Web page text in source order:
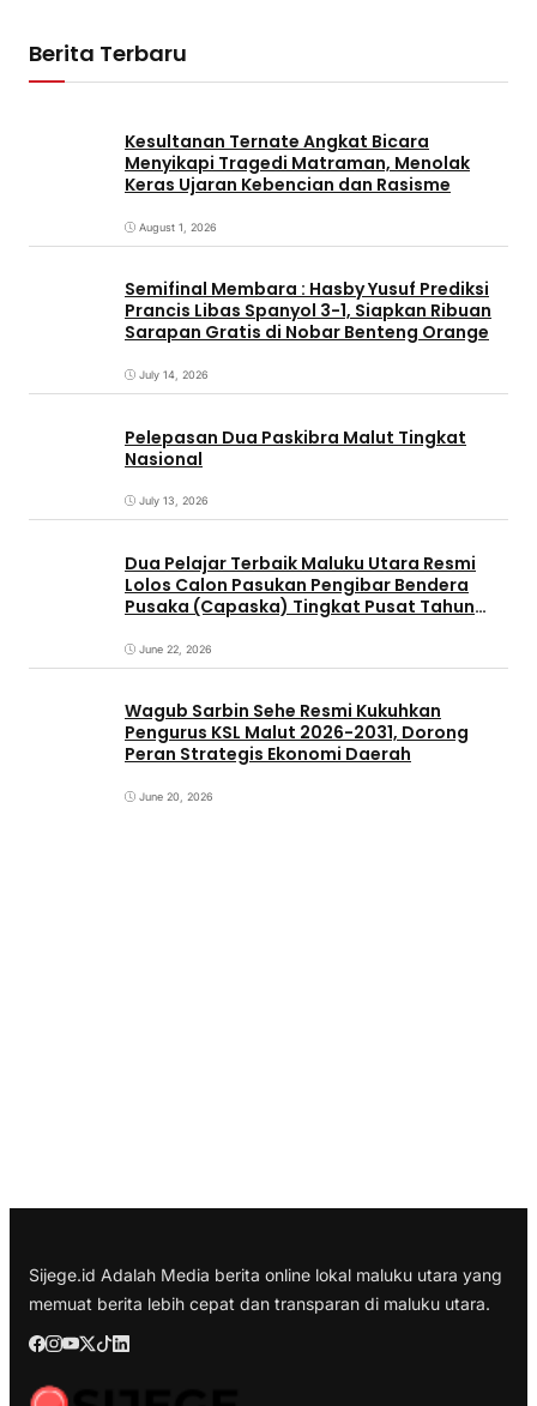
Berita Terbaru
Kesultanan Ternate Angkat Bicara
Menyikapi Tragedi Matraman, Menolak
Keras Ujaran Kebencian dan Rasisme
August 1, 2026
Semifinal Membara : Hasby Yusuf Prediksi
Prancis Libas Spanyol 3-1, Siapkan Ribuan
Sarapan Gratis di Nobar Benteng Orange
July 14, 2026
Pelepasan Dua Paskibra Malut Tingkat
Nasional
July 13, 2026
Dua Pelajar Terbaik Maluku Utara Resmi
Lolos Calon Pasukan Pengibar Bendera
Pusaka (Capaska) Tingkat Pusat Tahun
June 22, 2026
Wagub Sarbin Sehe Resmi Kukuhkan
Pengurus KSL Malut 2026-2031, Dorong
Peran Strategis Ekonomi Daerah
June 20, 2026
Sijege.id Adalah Media berita online lokal maluku utara yang
memuat berita lebih cepat dan transparan di maluku utara.